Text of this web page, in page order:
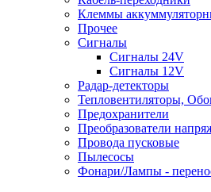
Клеммы
Прочее
Сигналы
Сигналы 24V
Сигналы 12V
Радар-детекторы
Тепловентиляторы,
Предохранители
Преобразователи
Провода пусковые
Пылесосы
Фонари/Лампы -